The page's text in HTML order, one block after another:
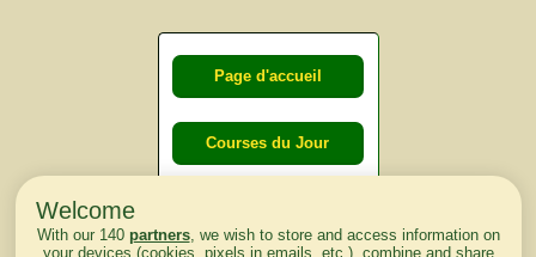
Page d'accueil
Courses du Jour
lendemain
Welcome
With our 140 partners, we wish to store and access information on
your devices (cookies, pixels in emails, etc.), combine and share